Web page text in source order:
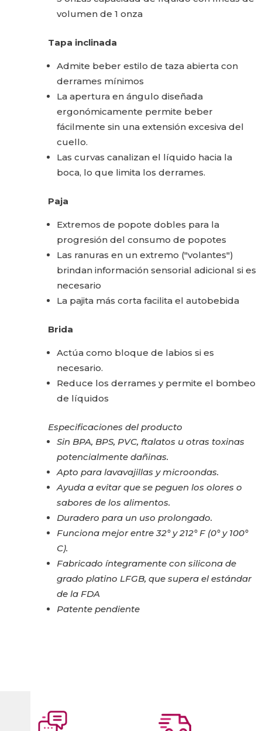
volumen de 1 onza
Tapa inclinada
Admite beber estilo de taza abierta con
derrames mínimos
La apertura en ángulo diseñada
ergonómicamente permite beber
fácilmente sin una extensión excesiva del
cuello.
Las curvas canalizan el líquido hacia la
boca, lo que limita los derrames.
Paja
Extremos de popote dobles para la
progresión del consumo de popotes
Las ranuras en un extremo ("volantes")
brindan información sensorial adicional si es
necesario
La pajita más corta facilita el autobebida
Brida
Actúa como bloque de labios si es
necesario.
Reduce los derrames y permite el bombeo
de líquidos
Especificaciones del producto
Sin BPA, BPS, PVC, ftalatos u otras toxinas
potencialmente dañinas.
Apto para lavavajillas y microondas.
Ayuda a evitar que se peguen los olores o
sabores de los alimentos.
Duradero para un uso prolongado.
Funciona mejor entre 32° y 212° F (0° y 100°
C).
Fabricado íntegramente con silicona de
grado platino LFGB, que supera el estándar
de la FDA
Patente pendiente